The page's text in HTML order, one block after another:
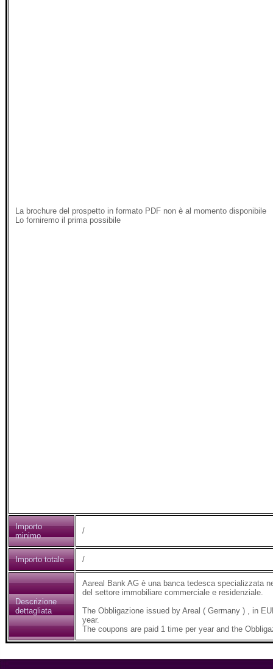
La brochure del prospetto in formato PDF non è al momento disponibile
Lo forniremo il prima possibile
Importo
minimo
/
Importo totale /
Descrizione
dettagliata
Aareal Bank AG è una banca tedesca specializzata
del settore immobiliare commerciale e residenziale.
The Obbligazione issued by Areal ( Germany ) , in
year.
The coupons are paid 1 time per year and the